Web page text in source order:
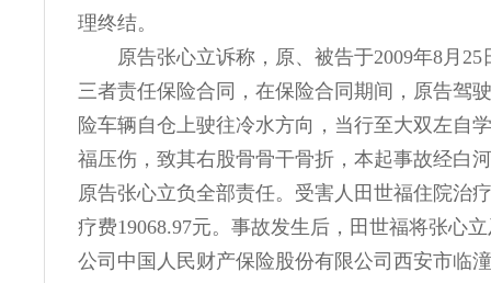
理终结。
原告张心立诉称，原、被告于2009年8月
三者责任保险合同，在保险合同期间，原告驾
险车辆自仓上驶往冷水方向，当行至大双左自
福压伤，致其右股骨骨干骨折，本起事故经白
原告张心立负全部责任。受害人田世福住院治
疗费19068.97元。事故发生后，田世福将张心
公司中国人民财产保险股份有限公司西安市临